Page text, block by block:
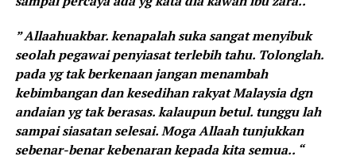
” Allaahuakbar. kenapalah suka sangat menyibuk
seolah pegawai penyiasat terlebih tahu. Tolonglah.
pada yg tak berkenaan jangan menambah
kebimbangan dan kesedihan rakyat Malaysia dgn
andaian yg tak berasas. kalaupun betul. tunggu lah
sampai siasatan selesai. Moga Allaah tunjukkan
sebenar-benar kebenaran kepada kita semua.. “